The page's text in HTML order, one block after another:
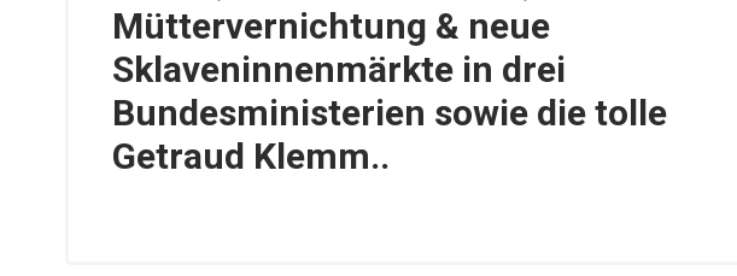
Müttervernichtung & neue
Sklaveninnenmärkte in drei
Bundesministerien sowie die tolle
Getraud Klemm..